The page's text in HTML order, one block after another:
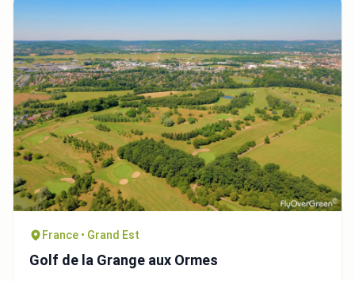
France • Grand Est
Golf de la Grange aux Ormes